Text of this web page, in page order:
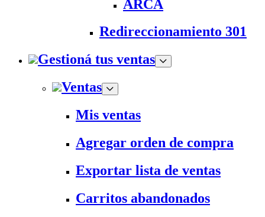
ARCA
Redireccionamiento 301
Gestioná tus ventas
Ventas
Mis ventas
Agregar orden de compra
Exportar lista de ventas
Carritos abandonados